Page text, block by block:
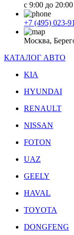
с 9:00 до
+7 (495) 023-
Москва,
КАТАЛОГ АВТО
KIA
HYUNDAI
RENAULT
NISSAN
FOTON
UAZ
GEELY
HAVAL
TOYOTA
DONGFENG